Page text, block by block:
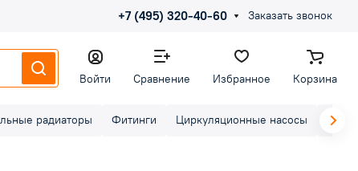
+7 (495) 320-40-60 Заказать звонок
Войти Сравнение Избранное Корзина
радиаторы Фитинги Циркуляционные насосы